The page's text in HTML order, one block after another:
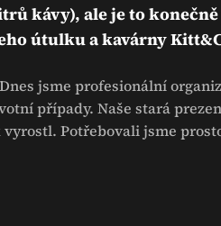
kávy), ale je to
útulku a kavárny
jsme profesionální
případy. Naše stará
Potřebovali jsme